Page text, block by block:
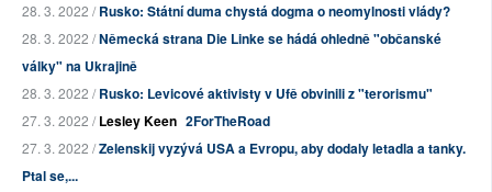
28. 3. 2022 /Rusko: Státní duma chystá dogma o neomylnosti vlády?
28. 3. 2022 /Německá strana Die Linke se hádá ohledně "občanské
války" na Ukrajině
28. 3. 2022 /Rusko: Levicové aktivisty v Ufě obvinili z "terorismu"
27. 3. 2022 /Lesley Keen 2ForTheRoad
27. 3. 2022 /Zelenskij vyzývá USA a Evropu, aby dodaly letadla a tanky.
Ptal se,...